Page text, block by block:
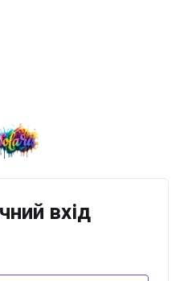
вхід